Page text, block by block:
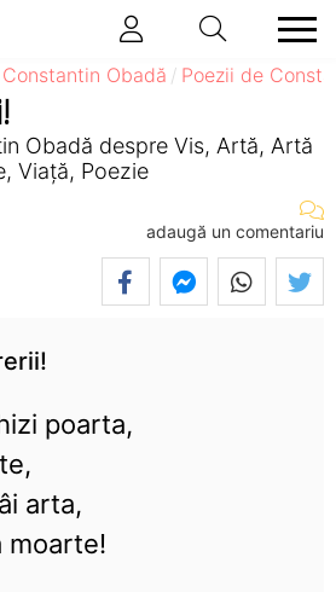
Obadă Poezii de
Obadă despre Vis, Artă, Artă
Viață, Poezie
adaugă un comentariu
poarta,
arta,
moarte!